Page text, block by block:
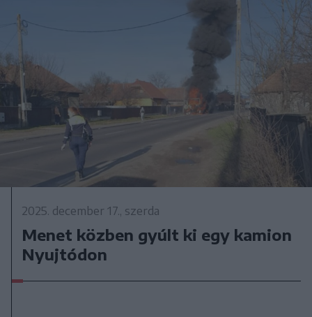
2025. december 17., szerda
Menet közben gyúlt ki egy kamion
Nyujtódon